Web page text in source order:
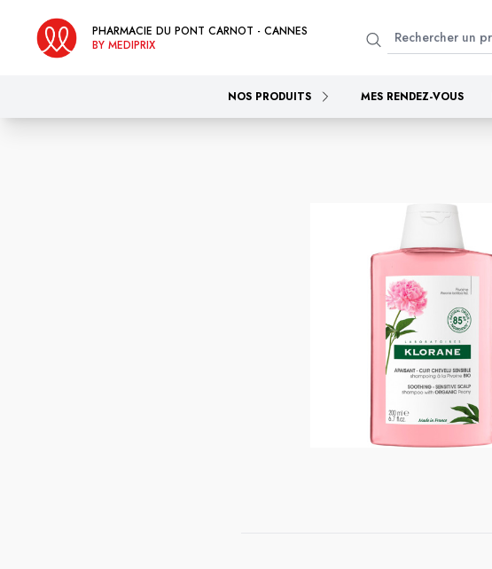
PHARMACIE DU PONT CARNOT - CANNES
BY MEDIPRIX
NOS PRODUITS MES RENDEZ-VOUS